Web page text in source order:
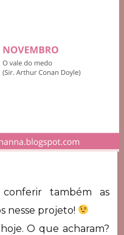
também as
nesse projeto!
O que acharam?